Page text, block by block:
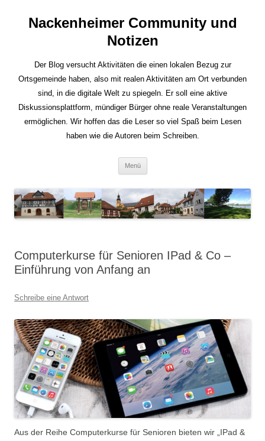
Nackenheimer Community und
Notizen
Der Blog versucht Aktivitäten die einen lokalen Bezug zur
Ortsgemeinde haben, also mit realen Aktivitäten am Ort verbunden
sind, in die digitale Welt zu spiegeln. Er soll eine aktive
Diskussionsplattform, mündiger Bürger ohne reale Veranstaltungen
ermöglichen. Wir hoffen das die Leser so viel Spaß beim Lesen
haben wie die Autoren beim Schreiben.
Menü
Computerkurse für Senioren IPad & Co –
Einführung von Anfang an
Schreibe eine Antwort
Aus der Reihe Computerkurse für Senioren bieten wir „IPad &